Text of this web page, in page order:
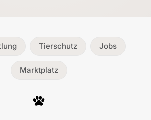
Tierschutz Jobs
Marktplatz